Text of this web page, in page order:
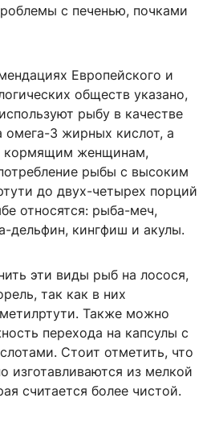
с печенью, почками
Европейского и
обществ указано,
рыбу в качестве
омега-3 жирных кислот, а
кормящим женщинам,
рыбы с высоким
до двух-четырех порций
относятся: рыба-меч,
дельфин, кингфиш и акулы.
эти виды рыб на лосося,
так как в них
Также можно
перехода на капсулы с
Стоит отметить, что
изготавливаются из мелкой
считается более чистой.